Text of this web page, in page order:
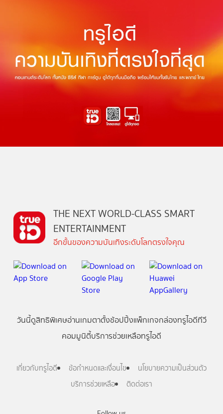
THE NEXT WORLD-CLASS SMART
ENTERTAINMENT
อีกขั้นของความบันเทิงระดับโลกตรงใจคุณ
วันนี้ดูสิทธิพิเศษอ่านเกมตาตั้งช้อปปิ้งแพ็กเกจกล่องทรูไอดีทีวี
คอมมูนิตี้บริการช่วยเหลือทรูไอดี
เกี่ยวกับทรูไอดี ข้อกำหนดและเงื่อนไข
นโยบายความเป็นส่วนตัว
บริการช่วยเหลือ
ติดต่อเรา